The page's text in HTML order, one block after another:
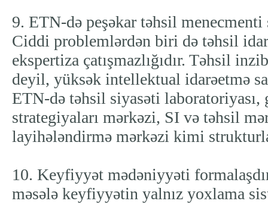
9. ETN-də peşəkar təhsil menecmenti
Ciddi problemlərdən biri də təhsil
ekspertiza çatışmazlığıdır. Təhsil
deyil, yüksək intellektual idarəetmə
ETN-də təhsil siyasəti laboratoriyası,
strategiyaları mərkəzi, SI və təhsil
layihələndirmə mərkəzi kimi
10. Keyfiyyət mədəniyyəti
məsələ keyfiyyətin yalnız yoxlama